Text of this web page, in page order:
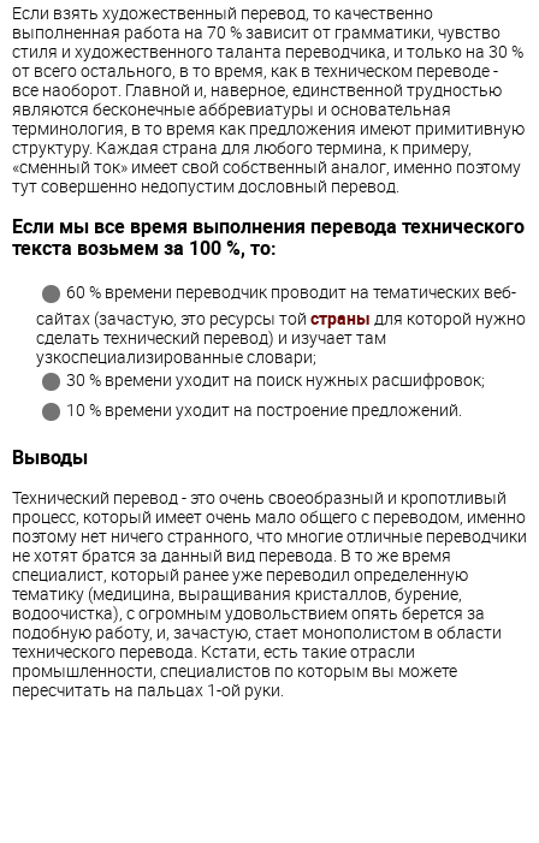
Если взять художественный перевод, то качественно
выполненная работа на 70 % зависит от грамматики, чувство
стиля и художественного таланта переводчика, и только на 30 %
от всего остального, в то время, как в техническом переводе -
все наоборот. Главной и, наверное, единственной трудностью
являются бесконечные аббревиатуры и основательная
терминология, в то время как предложения имеют примитивную
структуру. Каждая страна для любого термина, к примеру,
«сменный ток» имеет свой собственный аналог, именно поэтому
тут совершенно недопустим дословный перевод.
Если мы все время выполнения перевода технического
текста возьмем за 100 %, то:
60 % времени переводчик проводит на тематических веб-
сайтах (зачастую, это ресурсы той страны для которой нужно
сделать технический перевод) и изучает там
узкоспециализированные словари;
30 % времени уходит на поиск нужных расшифровок;
10 % времени уходит на построение предложений.
Выводы
Технический перевод - это очень своеобразный и кропотливый
процесс, который имеет очень мало общего с переводом, именно
поэтому нет ничего странного, что многие отличные переводчики
не хотят братся за данный вид перевода. В то же время
специалист, который ранее уже переводил определенную
тематику (медицина, выращивания кристаллов, бурение,
водоочистка), с огромным удовольствием опять берется за
подобную ​​работу, и, зачастую, стает монополистом в области
технического перевода. Кстати, есть такие отрасли
промышленности, специалистов по которым вы можете
пересчитать на пальцах 1-ой руки.